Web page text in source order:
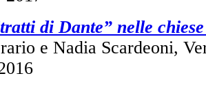
di Dante” nelle
e Nadia Scardeoni,